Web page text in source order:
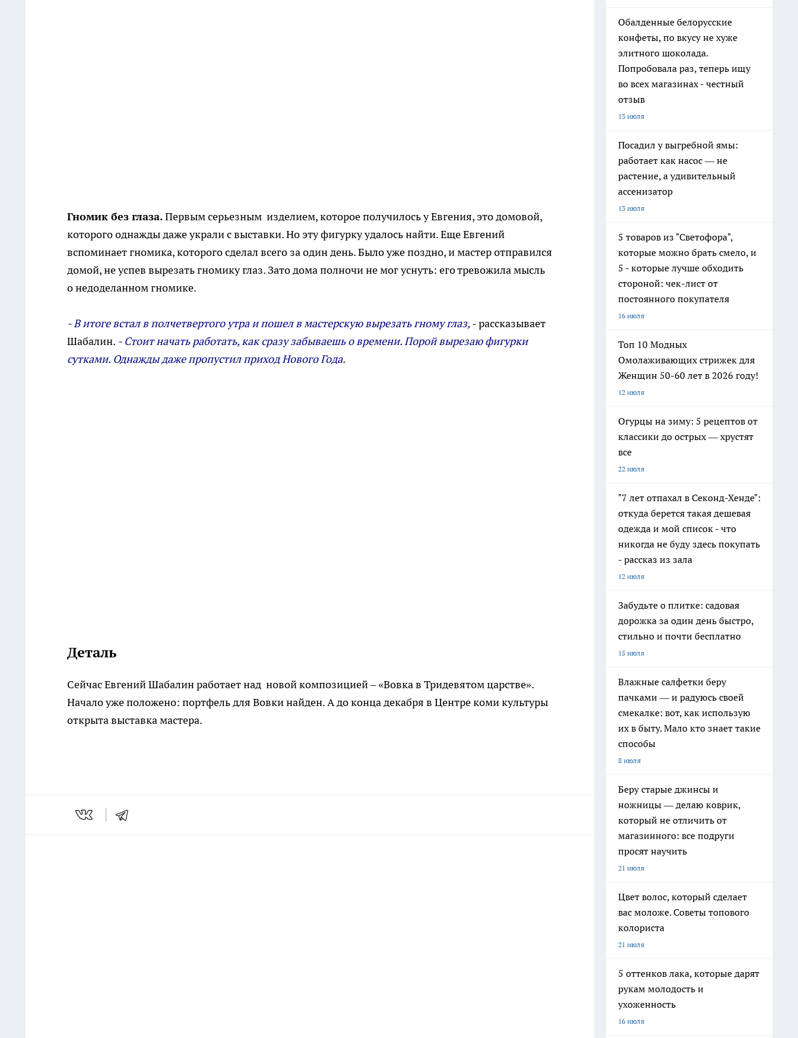
Гномик без глаза.Первым серьезным изделием, которое получилось у Евгения, это домовой,
которого однажды даже украли с выставки. Но эту фигурку удалось найти. Еще Евгений
вспоминает гномика, которого сделал всего за один день. Было уже поздно, и мастер отправился
домой, не успев вырезать гномику глаз. Зато дома полночи не мог уснуть: его тревожила мысль
о недоделанном гномике.
- В итоге встал в полчетвертого утра и пошел в мастерскую вырезать гному глаз, - рассказывает
Шабалин. - Стоит начать работать, как сразу забываешь о времени. Порой вырезаю фигурки
сутками. Однажды даже пропустил приход Нового Года.
Деталь
Сейчас Евгений Шабалин работает над новой композицией – «Вовка в Тридевятом царстве».
Начало уже положено: портфель для Вовки найден. А до конца декабря в Центре коми культуры
открыта выставка мастера.
Обалденные белорусские
конфеты, по вкусу не хуже
элитного шоколада.
Попробовала раз, теперь ищу
во всех магазинах - честный
отзыв
13 июля
Посадил у выгребной ямы:
работает как насос — не
растение, а удивительный
ассенизатор
13 июля
5 товаров из "Светофора",
которые можно брать смело, и
5 - которые лучше обходить
стороной: чек-лист от
постоянного покупателя
16 июля
Топ 10 Модных
Омолаживающих стрижек для
Женщин 50-60 лет в 2026 году!
12 июля
Огурцы на зиму: 5 рецептов от
классики до острых — хрустят
все
22 июля
"7 лет отпахал в Секонд-Хенде":
откуда берется такая дешевая
одежда и мой список - что
никогда не буду здесь покупать
- рассказ из зала
12 июля
Забудьте о плитке: садовая
дорожка за один день быстро,
стильно и почти бесплатно
15 июля
Влажные салфетки беру
пачками — и радуюсь своей
смекалке: вот, как использую
их в быту. Мало кто знает такие
способы
8 июля
Беру старые джинсы и
ножницы — делаю коврик,
который не отличить от
магазинного: все подруги
просят научить
21 июля
Цвет волос, который сделает
вас моложе. Советы топового
колориста
21 июля
5 оттенков лака, которые дарят
рукам молодость и
ухоженность
16 июля